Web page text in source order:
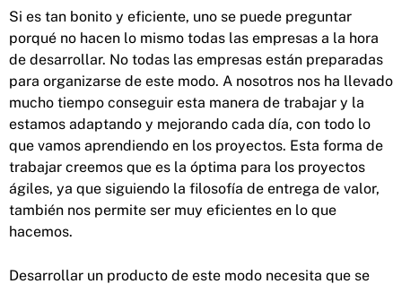
Si es tan bonito y eficiente, uno se puede preguntar
porqué no hacen lo mismo todas las empresas a la hora
de desarrollar. No todas las empresas están preparadas
para organizarse de este modo. A nosotros nos ha llevado
mucho tiempo conseguir esta manera de trabajar y la
estamos adaptando y mejorando cada día, con todo lo
que vamos aprendiendo en los proyectos. Esta forma de
trabajar creemos que es la óptima para los proyectos
ágiles, ya que siguiendo la filosofía de entrega de valor,
también nos permite ser muy eficientes en lo que
hacemos.
Desarrollar un producto de este modo necesita que se